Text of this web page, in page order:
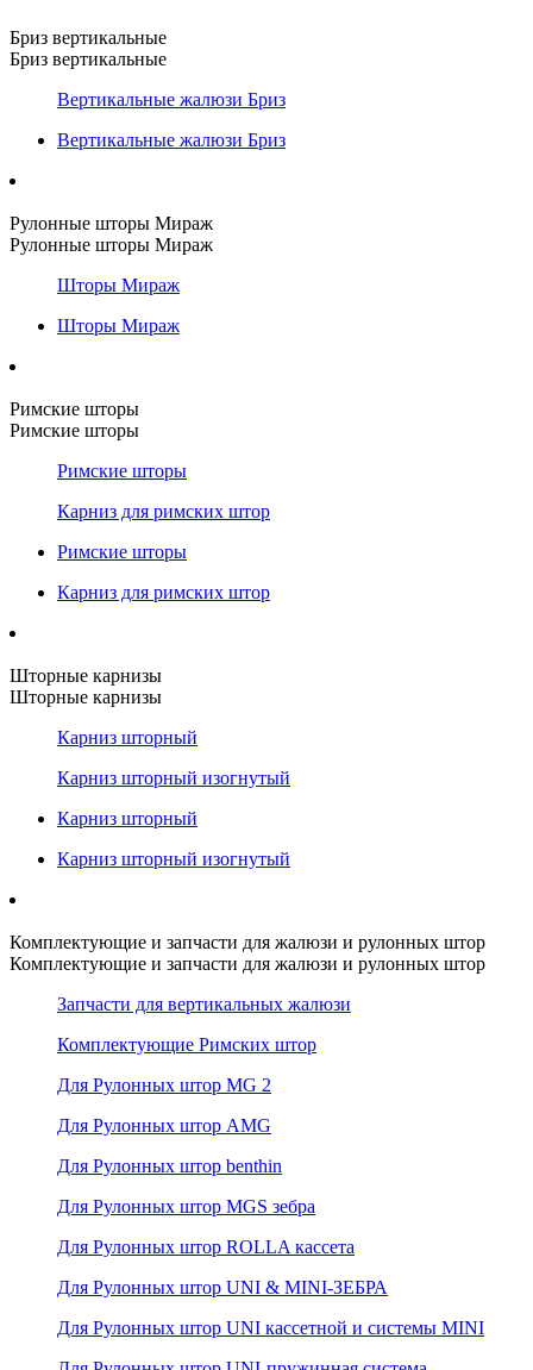
Бриз вертикальные
Бриз вертикальные
Вертикальные жалюзи Бриз
Вертикальные жалюзи Бриз
Рулонные шторы Мираж
Рулонные шторы Мираж
Шторы Мираж
Шторы Мираж
Римские шторы
Римские шторы
Римские шторы
Карниз для римских штор
Римские шторы
Карниз для римских штор
Шторные карнизы
Шторные карнизы
Карниз шторный
Карниз шторный изогнутый
Карниз шторный
Карниз шторный изогнутый
Комплектующие и запчасти для жалюзи и рулонных штор
Комплектующие и запчасти для жалюзи и рулонных штор
Запчасти для вертикальных жалюзи
Комплектующие Римских штор
Для Рулонных штор MG 2
Для Рулонных штор AMG
Для Рулонных штор benthin
Для Рулонных штор MGS зебра
Для Рулонных штор ROLLA кассета
Для Рулонных штор UNI & MINI-ЗЕБРА
Для Рулонных штор UNI кассетной и системы MINI